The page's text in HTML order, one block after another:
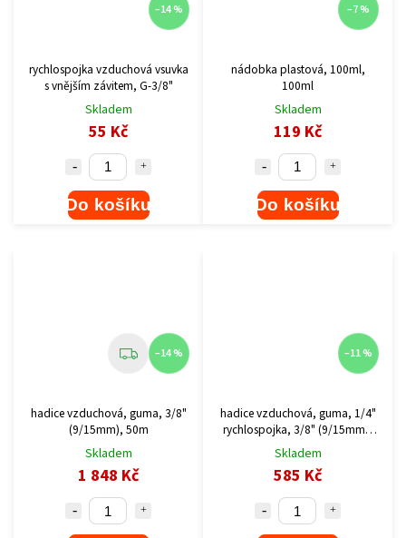
–14 %
rychlospojka vzduchová vsuvka
s vnějším závitem, G-3/8"
Skladem
55 Kč
Do košíku
–7 %
nádobka plastová, 100ml,
100ml
Skladem
119 Kč
Do košíku
–14 %
hadice vzduchová, guma, 3/8"
(9/15mm), 50m
Skladem
1 848 Kč
–11 %
hadice vzduchová, guma, 1/4"
rychlospojka, 3/8" (9/15mm),
10m
Skladem
585 Kč